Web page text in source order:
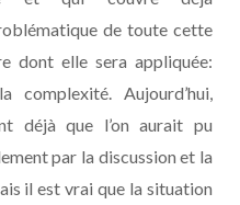
de toute cette
dont elle sera appliquée:
Aujourd’hui,
déjà que l’on aurait pu
par la discussion et la
il est vrai que la situation